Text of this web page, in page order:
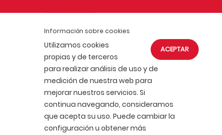
Información sobre cookies
ACEPTAR
Utilizamos cookies
propias y de terceros
para realizar análisis de uso y de
medición de nuestra web para
mejorar nuestros servicios. Si
continua navegando, consideramos
que acepta su uso. Puede cambiar la
configuración u obtener más
Juventud Comunista
ACTUALIDAD
AFÍLIATE
POLÍTICA DE PRIVACIDAD
PORTAL DE TRANSPARENCIA